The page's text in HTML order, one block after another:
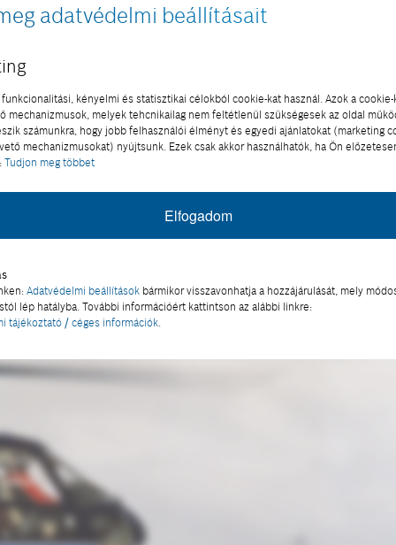
fejlesztésére komoly figyelmet fordított az elmúlt
volt, amelyik a közelben kezdett el teszteket
tavon kialakított repülőgép-felszállópályán
kiváló helyszínnek bizonyult a zord, téli
éve úgy döntött a Bosch, jelentős beruházásba
a ma is használt tesztpálya-központ a
alkalmazott dolgozik a tesztpályákon, évente
adatvédelmi beállításait
kényelmi és statisztikai célokból cookie-kat használ. Azok a cookie-
mechanizmusok, melyek tehcnikailag nem feltétlenül szükségesek az oldal
számunkra, hogy jobb felhasználói élményt és egyedi ajánlatokat (marketing
mechanizmusokat) nyújtsunk. Ezek csak akkor használhatók, ha Ön
Tudjon meg többet
Elfogadom
Adatvédelmi beállítások bármikor visszavonhatja a hozzájárulását, mely
lép hatályba. További információért kattintson az alábbi linkre:
tájékoztató / céges információk